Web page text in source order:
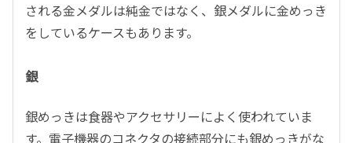
される金メダルは純金ではなく、銀メダルに金めっき
をしているケースもあります。
銀
銀めっきは食器やアクセサリーによく使われていま
す。電子機器のコネクタの接続部分にも銀めっきがな